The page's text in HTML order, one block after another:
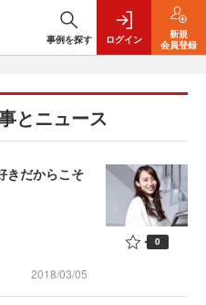
事例を探す ログイン
新規
会員登録
とニュース
だからこそ
2018/03/05
0